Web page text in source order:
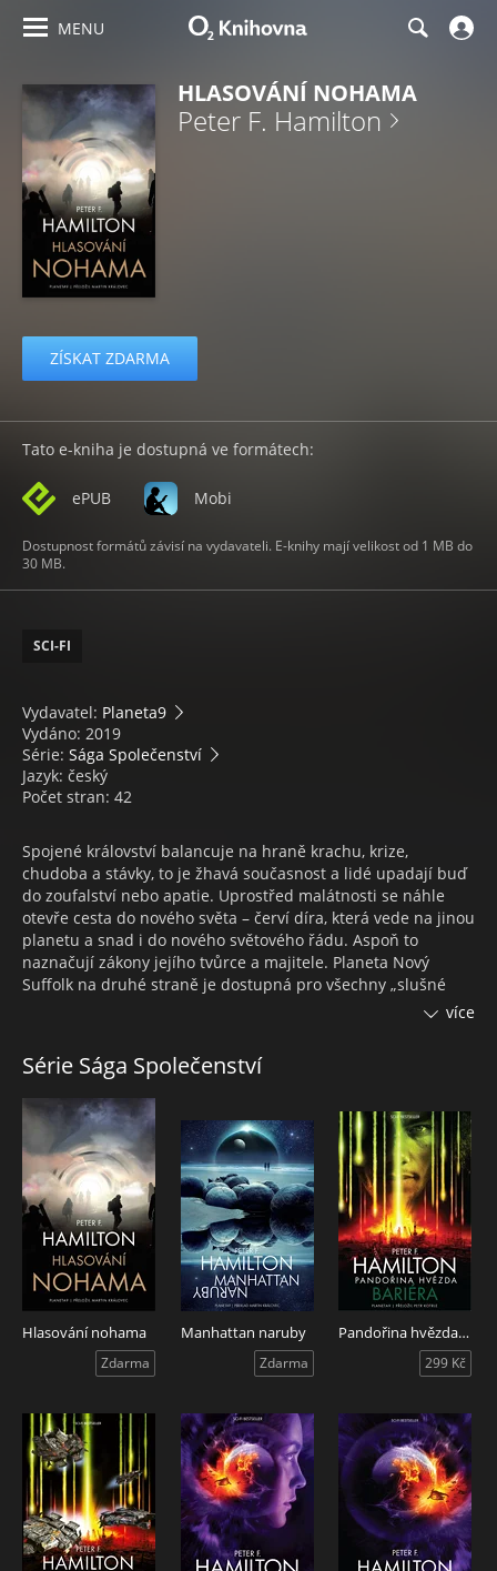
MENU
HLASOVÁNÍ NOHAMA
Peter F. Hamilton
ZÍSKAT ZDARMA
Tato e-kniha je dostupná ve formátech:
ePUB Mobi
Dostupnost formátů závisí na vydavateli. E-knihy mají velikost od 1 MB do
30 MB.
SCI-FI
Vydavatel: Planeta9
Vydáno: 2019
Série: Sága Společenství
Jazyk: český
Počet stran: 42
Spojené království balancuje na hraně krachu, krize,
chudoba a stávky, to je žhavá současnost a lidé upadají buď
do zoufalství nebo apatie. Uprostřed malátnosti se náhle
otevře cesta do nového světa – červí díra, která vede na jinou
planetu a snad i do nového světového řádu. Aspoň to
naznačují zákony jejího tvůrce a majitele. Planeta Nový
Suffolk na druhé straně je dostupná pro všechny „slušné
lidi“. Mohou opustit starou dobrou Anglii, nechat za sebou
průchodu branou červí díry. Nikdo se ještě nevrátil.
Je nový svět ta správná cesta k řešení problémů Země?
více
Série Sága Společenství
Hlasování nohama
Zdarma
Manhattan naruby
Zdarma
Pandořina hvězda Bariéra
299 Kč